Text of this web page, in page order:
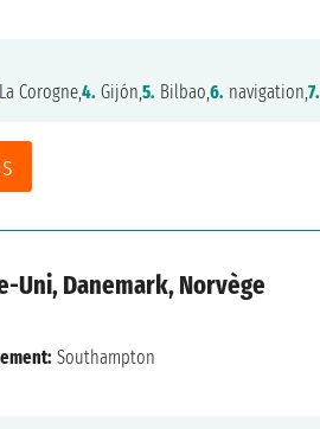
La Corogne,4. Gijón,5. Bilbao,6. navigation,7.
Uni, Danemark, Norvège
Southampton